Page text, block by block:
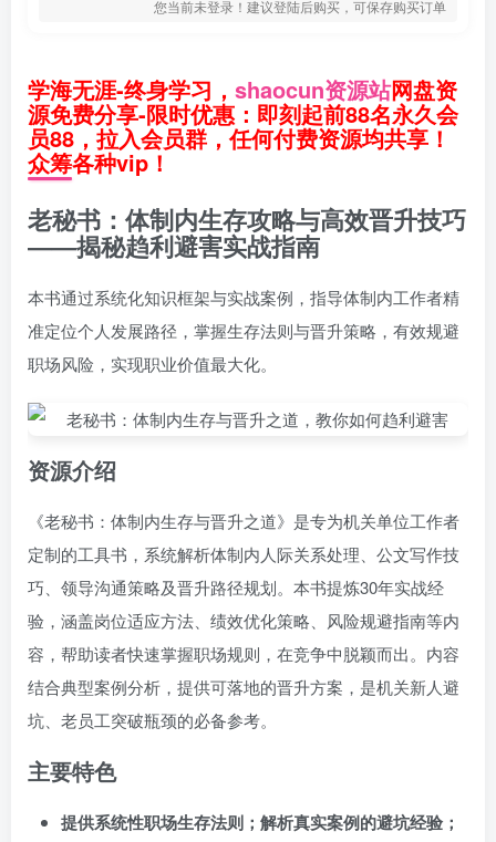
您当前未登录！建议登陆后购买，可保存购买订单
学海无涯-终身学习， shaocun资源站网盘资
源免费分享-限时优惠：即刻起前88名永久会
员88，拉入会员群，任何付费资源均共享！
众筹各种vip！
老秘书：体制内生存攻略与高效晋升技巧
——揭秘趋利避害实战指南
本书通过系统化知识框架与实战案例，指导体制内工作者精
准定位个人发展路径，掌握生存法则与晋升策略，有效规避
职场风险，实现职业价值最大化。
资源介绍
《老秘书：体制内生存与晋升之道》是专为机关单位工作者
定制的工具书，系统解析体制内人际关系处理、公文写作技
巧、领导沟通策略及晋升路径规划。本书提炼30年实战经
验，涵盖岗位适应方法、绩效优化策略、风险规避指南等内
容，帮助读者快速掌握职场规则，在竞争中脱颖而出。内容
结合典型案例分析，提供可落地的晋升方案，是机关新人避
坑、老员工突破瓶颈的必备参考。
主要特色
提供系统性职场生存法则；解析真实案例的避坑经验；